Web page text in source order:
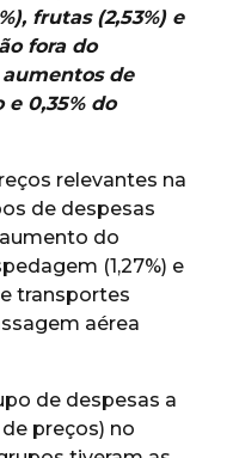
frutas (2,53%) e
fora do
de
e 0,35% do
relevantes na
de despesas
do
(1,27%) e
transportes
aérea
de despesas a
preços) no